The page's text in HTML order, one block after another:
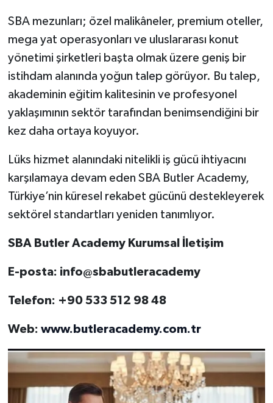
SBA mezunları; özel malikâneler, premium oteller,
mega yat operasyonları ve uluslararası konut
yönetimi şirketleri başta olmak üzere geniş bir
istihdam alanında yoğun talep görüyor. Bu talep,
akademinin eğitim kalitesinin ve profesyonel
yaklaşımının sektör tarafından benimsendiğini bir
kez daha ortaya koyuyor.
Lüks hizmet alanındaki nitelikli iş gücü ihtiyacını
karşılamaya devam eden SBA Butler Academy,
Türkiye’nin küresel rekabet gücünü destekleyerek
sektörel standartları yeniden tanımlıyor.
SBA Butler Academy Kurumsal İletişim
E-posta: info@sbabutleracademy
Telefon: +90 533 512 98 48
Web: www.butleracademy.com.tr